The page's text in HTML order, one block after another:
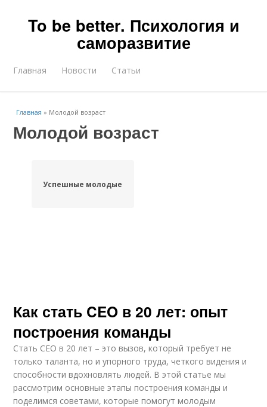
To be better. Психология и
саморазвитие
Главная Новости Статьи
Главная » Молодой возраст
Молодой возраст
Успешные молодые
Как стать CEO в 20 лет: опыт
построения команды
Стать CEO в 20 лет – это вызов, который требует не
только таланта, но и упорного труда, четкого видения и
способности вдохновлять людей. В этой статье мы
рассмотрим основные этапы построения команды и
поделимся советами, которые помогут молодым